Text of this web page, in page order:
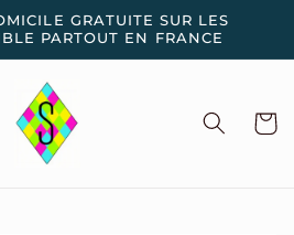
GRATUITE SUR LES
PARTOUT EN FRANCE
Panier